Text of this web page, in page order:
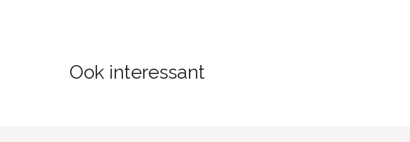
Ook interessant